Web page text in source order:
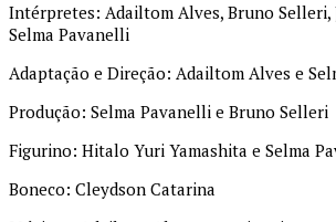
Intérpretes: Adailtom Alves, Bruno Selleri,
Selma Pavanelli
Adaptação e Direção: Adailtom Alves e
Produção: Selma Pavanelli e Bruno Selleri
Figurino: Hitalo Yuri Yamashita e Selma
Boneco: Cleydson Catarina